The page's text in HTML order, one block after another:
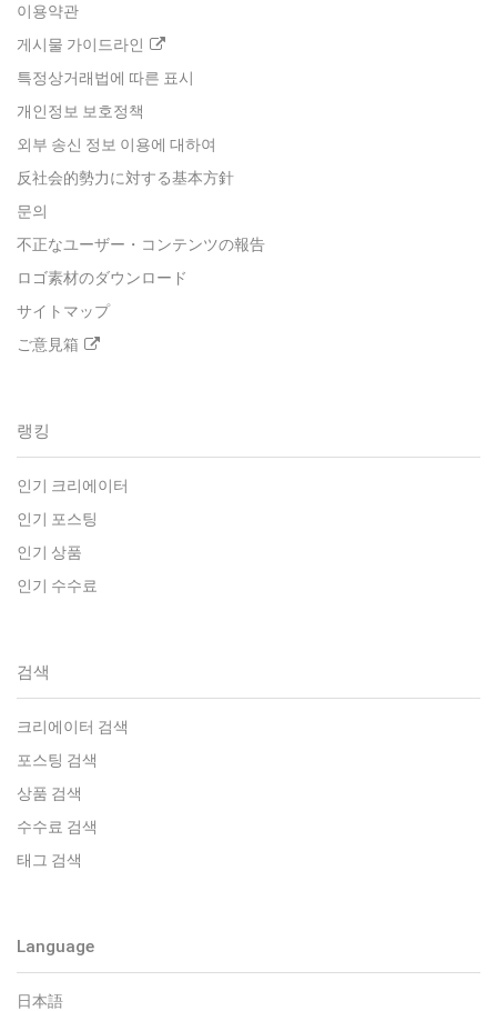
이용약관
게시물 가이드라인
특정상거래법에 따른 표시
개인정보 보호정책
외부 송신 정보 이용에 대하여
反社会的勢力に対する基本方針
문의
不正なユーザー・コンテンツの報告
ロゴ素材のダウンロード
サイトマップ
ご意見箱
랭킹
인기 크리에이터
인기 포스팅
인기 상품
인기 수수료
검색
크리에이터 검색
포스팅 검색
상품 검색
수수료 검색
태그 검색
Language
日本語